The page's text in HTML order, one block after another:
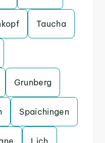
Taucha
Grunberg
Spaichingen
Lich